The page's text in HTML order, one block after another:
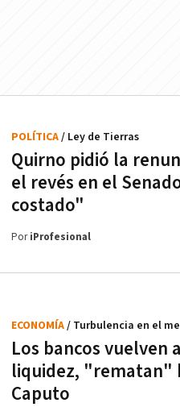
Quirno pidió la
el revés en el
costado"
POLÍTICA/ Ley de Tierras
PoriProfesional
Los bancos
liquidez, "rematan"
Caputo
ECONOMÍA/ Turbulencia en el